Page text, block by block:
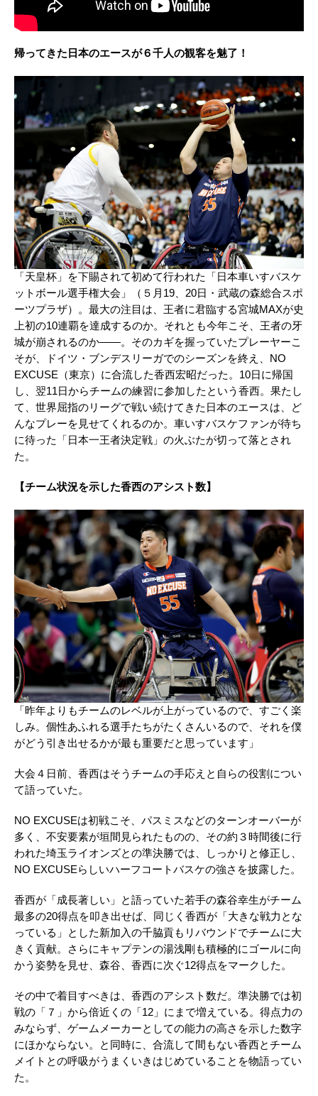
帰ってきた日本のエースが６千人の観客を魅了！
「天皇杯」を下賜されて初めて行われた「日本車いすバスケ
ットボール選手権大会」（５月19、20日・武蔵の森総合スポ
ーツプラザ）。最大の注目は、王者に君臨する宮城MAXが史
上初の10連覇を達成するのか。それとも今年こそ、王者の牙
城が崩されるのか――。そのカギを握っていたプレーヤーこ
そが、ドイツ・ブンデスリーガでのシーズンを終え、NO
EXCUSE（東京）に合流した香西宏昭だった。10日に帰国
し、翌11日からチームの練習に参加したという香西。果たし
て、世界屈指のリーグで戦い続けてきた日本のエースは、ど
んなプレーを見せてくれるのか。車いすバスケファンが待ち
に待った「日本一王者決定戦」の火ぶたが切って落とされ
た。
【チーム状況を示した香西のアシスト数】
「昨年よりもチームのレベルが上がっているので、すごく楽
しみ。個性あふれる選手たちがたくさんいるので、それを僕
がどう引き出せるかが最も重要だと思っています」
大会４日前、香西はそうチームの手応えと自らの役割につい
て語っていた。
NO EXCUSEは初戦こそ、パスミスなどのターンオーバーが
多く、不安要素が垣間見られたものの、その約３時間後に行
われた埼玉ライオンズとの準決勝では、しっかりと修正し、
NO EXCUSEらしいハーフコートバスケの強さを披露した。
香西が「成長著しい」と語っていた若手の森谷幸生がチーム
最多の20得点を叩き出せば、同じく香西が「大きな戦力とな
っている」とした新加入の千脇貢もリバウンドでチームに大
きく貢献。さらにキャプテンの湯浅剛も積極的にゴールに向
かう姿勢を見せ、森谷、香西に次ぐ12得点をマークした。
その中で着目すべきは、香西のアシスト数だ。準決勝では初
戦の「７」から倍近くの「12」にまで増えている。得点力の
みならず、ゲームメーカーとしての能力の高さを示した数字
にほかならない。と同時に、合流して間もない香西とチーム
メイトとの呼吸がうまくいきはじめていることを物語ってい
た。